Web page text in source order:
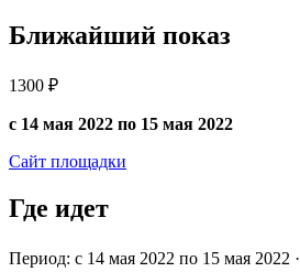
Ближайший показ
1300 ₽
с 14 мая 2022 по 15 мая 2022
Сайт площадки
Где идет
Период: с 14 мая 2022 по 15 мая 2022